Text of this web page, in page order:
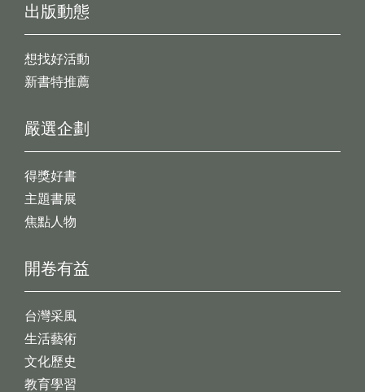
出版動態
想找好活動
新書特推薦
開卷有益
台灣采風
生活藝術
文化歷史
教育學習
嚴選企劃
得獎好書
主題書展
焦點人物